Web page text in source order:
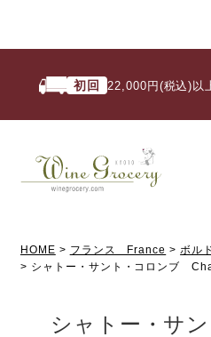
初回 22,000円(税込)以上
HOME フランス France ボル
シャトー・サント・コロンブ
シャトー・サ